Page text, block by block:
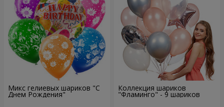
Микс гелиевых шариков "C
Днем Рождения"
Коллекция шариков
"Фламинго" - 9 шариков